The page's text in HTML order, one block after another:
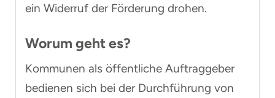
ein Widerruf der Förderung drohen.
Worum geht es?
Kommunen als öffentliche Auftraggeber
bedienen sich bei der Durchführung von